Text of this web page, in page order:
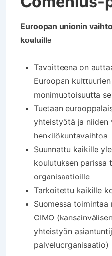
Euroopan unionin
kouluille
Tavoitteena on
Euroopan
monimuotoisuutta
Tuetaan
yhteistyötä ja niiden
henkilökuntavaihtoa
Suunnattu kaikille
koulutuksen parissa
organisaatioille
Tarkoitettu kaikille
Suomessa
CIMO
yhteistyön
palveluorganisaatio)